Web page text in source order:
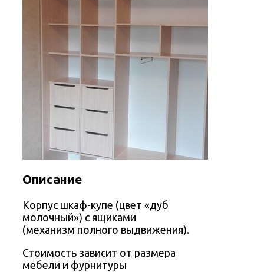
Описание
Корпус шкаф-купе (цвет «дуб
молочный») с ящиками
(механизм полного выдвижения).
Стоимость зависит от размера
мебели и фурнитуры